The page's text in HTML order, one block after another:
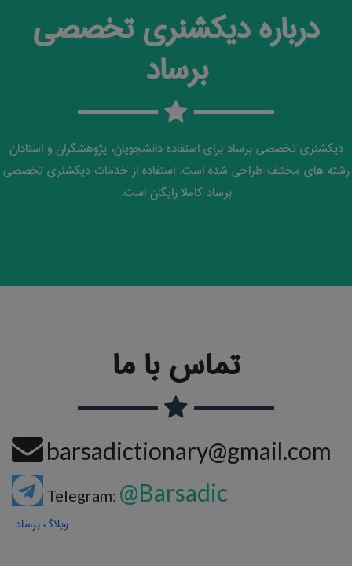
درباره دیکشنری تخصصی
برساد
دیکشنری تخصصی برساد برای استفاده دانشجویان، پژوهشگران و استادان
رشته های مختلف طراحی شده است. استفاده از خدمات دیکشنری تخصصی
برساد کاملا رایگان است.
تماس با ما
barsadictionary@gmail.com
Telegram: @Barsadic
وبلاگ برساد